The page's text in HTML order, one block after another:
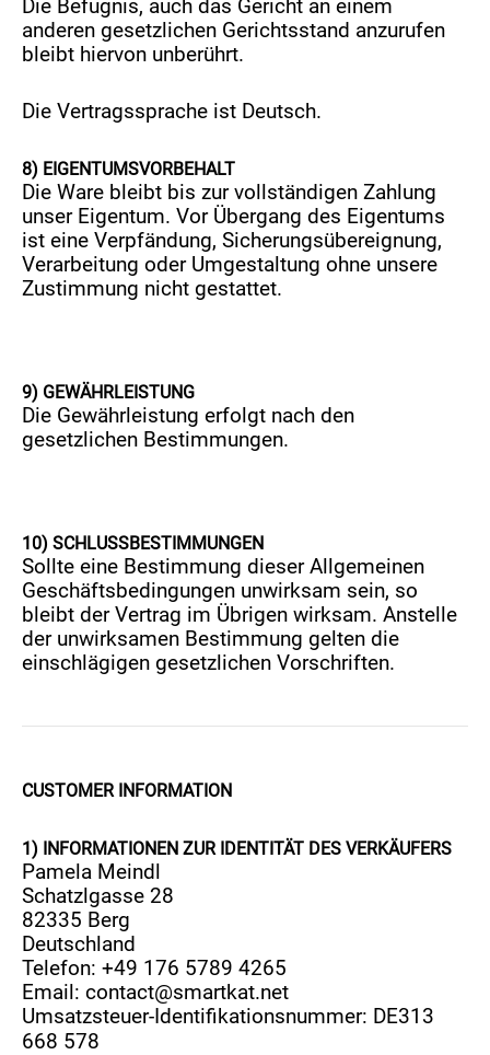
Die Befugnis, auch das Gericht an einem
anderen gesetzlichen Gerichtsstand anzurufen
bleibt hiervon unberührt.
Die Vertragssprache ist Deutsch.
8) EIGENTUMSVORBEHALT
Die Ware bleibt bis zur vollständigen Zahlung
unser Eigentum. Vor Übergang des Eigentums
ist eine Verpfändung, Sicherungsübereignung,
Verarbeitung oder Umgestaltung ohne unsere
Zustimmung nicht gestattet.
9) GEWÄHRLEISTUNG
Die Gewährleistung erfolgt nach den
gesetzlichen Bestimmungen.
10) SCHLUSSBESTIMMUNGEN
Sollte eine Bestimmung dieser Allgemeinen
Geschäftsbedingungen unwirksam sein, so
bleibt der Vertrag im Übrigen wirksam. Anstelle
der unwirksamen Bestimmung gelten die
einschlägigen gesetzlichen Vorschriften.
CUSTOMER INFORMATION
1) INFORMATIONEN ZUR IDENTITÄT DES VERKÄUFERS
Pamela Meindl
Schatzlgasse 28
82335 Berg
Deutschland
Telefon: +49 176 5789 4265
Email:contact@smartkat.net
Umsatzsteuer-Identifikationsnummer: DE313
668 578